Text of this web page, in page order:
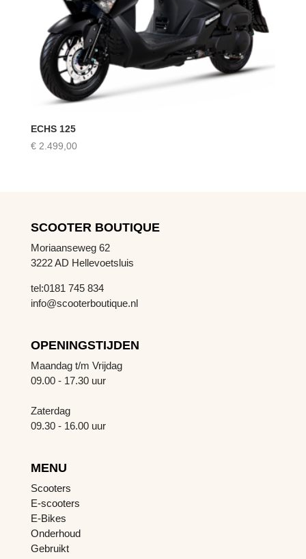
ECHS 125
€2.499,00
SCOOTER BOUTIQUE
Moriaanseweg 62
3222 AD Hellevoetsluis
tel:0181 745 834
info@scooterboutique.nl
OPENINGSTIJDEN
Maandag t/m Vrijdag
09.00 - 17.30 uur
Zaterdag
09.30 - 16.00 uur
MENU
Scooters
E-scooters
E-Bikes
Onderhoud
Gebruikt